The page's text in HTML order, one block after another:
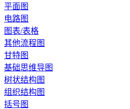
平面图
电路图
图表/表格
其他流程图
甘特图
基础思维导图
树状结构图
组织结构图
括号图